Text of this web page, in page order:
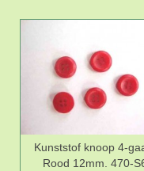
Kunststof knoop 4-
Rood 12mm. 470-